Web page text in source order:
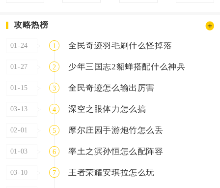
攻略热榜
01-24 1 全民奇迹羽毛刷什么怪掉落
01-27 2 少年三国志2貂蝉搭配什么神兵
01-15 3 全民奇迹怎么输出厉害
03-13 4 深空之眼体力怎么搞
02-01 5 摩尔庄园手游炮竹怎么丢
01-03 6 率土之滨孙恒怎么配阵容
03-10 7 王者荣耀安琪拉怎么玩